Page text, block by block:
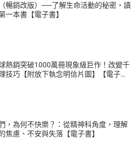
暢銷改版）──了解生命活動的秘密，讀
一本書【電子書】
熱銷突破1000萬冊現象級巨作！改變千
技巧【附放下執念明信片圖】【電子
，為何不快樂？：從精神科角度，理解
焦慮、不安與失落【電子書】